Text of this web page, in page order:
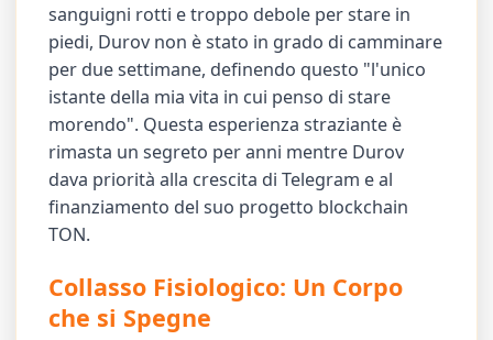
sanguigni rotti e troppo debole per stare in
piedi, Durov non è stato in grado di camminare
per due settimane, definendo questo "l'unico
istante della mia vita in cui penso di stare
morendo". Questa esperienza straziante è
rimasta un segreto per anni mentre Durov
dava priorità alla crescita di Telegram e al
finanziamento del suo progetto blockchain
TON.
Collasso Fisiologico: Un Corpo
che si Spegne